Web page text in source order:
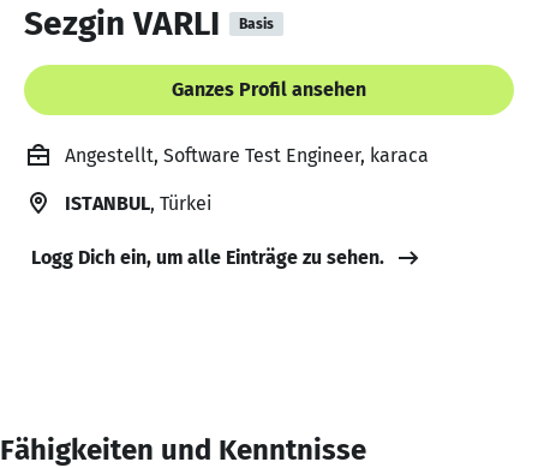
Sezgin VARLI Basis
Ganzes Profil ansehen
Angestellt, Software Test Engineer, karaca
ISTANBUL, Türkei
Logg Dich ein, um alle Einträge zu sehen.
Fähigkeiten und Kenntnisse